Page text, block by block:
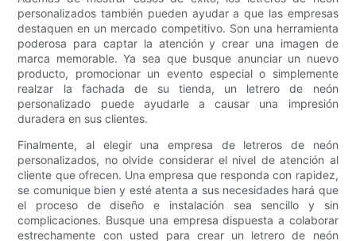
personalizados también pueden ayudar a que las empresas
destaquen en un mercado competitivo. Son una herramienta
poderosa para captar la atención y crear una imagen de
marca memorable. Ya sea que busque anunciar un nuevo
producto, promocionar un evento especial o simplemente
realzar la fachada de su tienda, un letrero de neón
personalizado puede ayudarle a causar una impresión
duradera en sus clientes.
Finalmente, al elegir una empresa de letreros de neón
personalizados, no olvide considerar el nivel de atención al
cliente que ofrecen. Una empresa que responda con rapidez,
se comunique bien y esté atenta a sus necesidades hará que
el proceso de diseño e instalación sea sencillo y sin
complicaciones. Busque una empresa dispuesta a colaborar
estrechamente con usted para crear un letrero de neón